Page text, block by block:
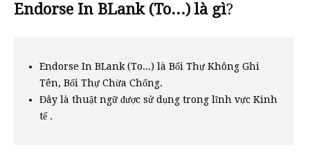
Endorse In BLank (To...) là gì?
Endorse In BLank (To...) là Bối Thự Không Ghi
Tên, Bối Thự Chừa Chống.
Đây là thuật ngữ được sử dụng trong lĩnh vực Kinh
tế .